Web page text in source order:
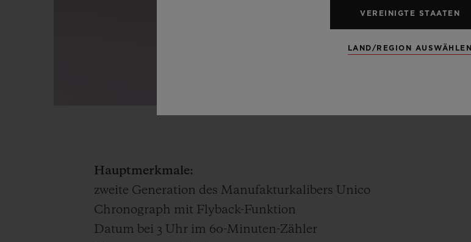
Hauptmerkmale:
zweite Generation des Manufakturkalibers Unico
Chronograph mit Flyback-Funktion
Datum bei 3 Uhr im 60-Minuten-Zähler
VEREINIGTE STAATEN
LAND/REGION AUSWÄHLEN